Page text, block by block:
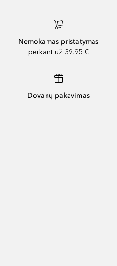
Nemokamas pristatymas
perkant už 39,95 €
Dovanų pakavimas